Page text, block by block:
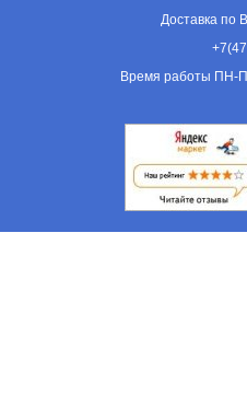
Доставка по
Время работы ПН-